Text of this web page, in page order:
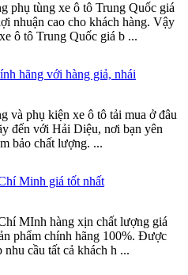
phụ tùng xe ô tô Trung Quốc giá
nhuận cao cho khách hàng. Vậy
ô tô Trung Quốc giá b ...
hãng với hàng giả, nhái
và phụ kiện xe ô tô tải mua ở đâu
đến với Hải Diệu, nơi bạn yên
bảo chất lượng. ...
Minh giá tốt nhất
MInh hàng xịn chất lượng giá
phẩm chính hãng 100%. Được
cầu tất cả khách h ...